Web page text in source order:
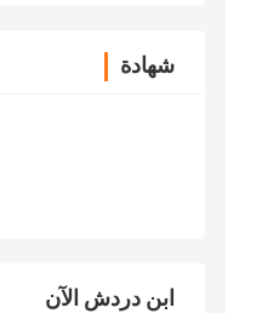
شهادة
ابن دردش الآن